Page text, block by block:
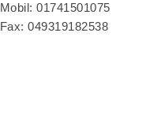
Mobil: 01741501075
Fax: 049319182538